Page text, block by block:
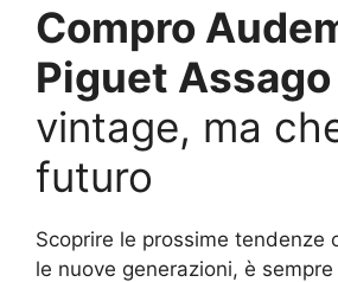
Compro
Piguet Assago
vintage, ma
futuro
Scoprire le prossime tendenze
le nuove generazioni, è